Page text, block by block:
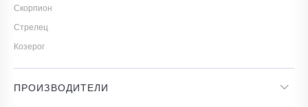
Скорпион
Стрелец
Козерог
ПРОИЗВОДИТЕЛИ